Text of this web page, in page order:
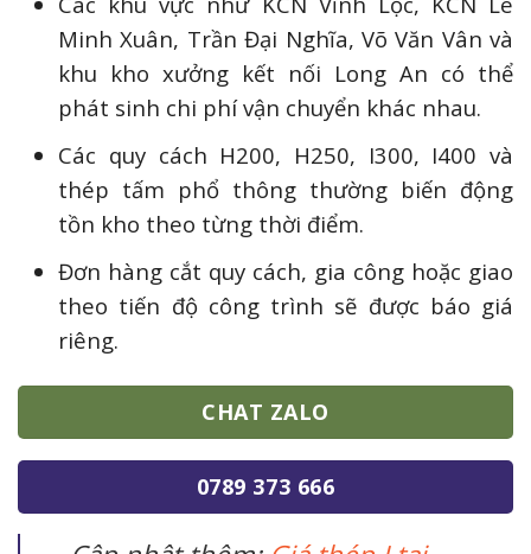
Minh Xuân, Trần Đại Nghĩa, Võ Văn Vân và
khu kho xưởng kết nối Long An có thể
phát sinh chi phí vận chuyển khác nhau.
Các quy cách H200, H250, I300, I400 và
thép tấm phổ thông thường biến động
tồn kho theo từng thời điểm.
Đơn hàng cắt quy cách, gia công hoặc giao
theo tiến độ công trình sẽ được báo giá
riêng.
CHAT ZALO
0789 373 666